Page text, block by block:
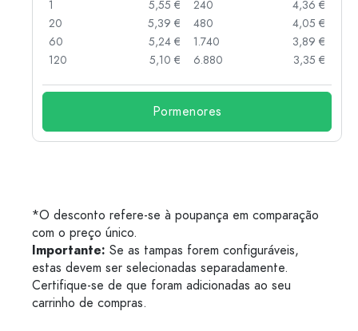
1
5,55 €
20
5,39 €
60
5,24 €
120
5,10 €
240
4,36 €
480
4,05 €
1.740
3,89 €
6.880
3,35 €
Pormenores
*O desconto refere-se à poupança em comparação
com o preço único.
Importante: Se as tampas forem configuráveis,
estas devem ser selecionadas separadamente.
Certifique-se de que foram adicionadas ao seu
carrinho de compras.